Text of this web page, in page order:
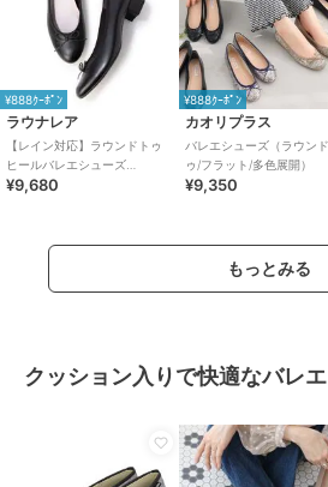
¥888ｸｰﾎﾟﾝ
ラウナレア
【レイン対応】ラウンドトゥ
ヒールバレエシューズ
(RB5001A)
¥9,680
¥888ｸｰﾎﾟﾝ
カオリプラス
バレエシューズ（ラウン
ゥ/フラット/多色展開）
¥9,350
もっとみる
クッション入りで快適なバレ